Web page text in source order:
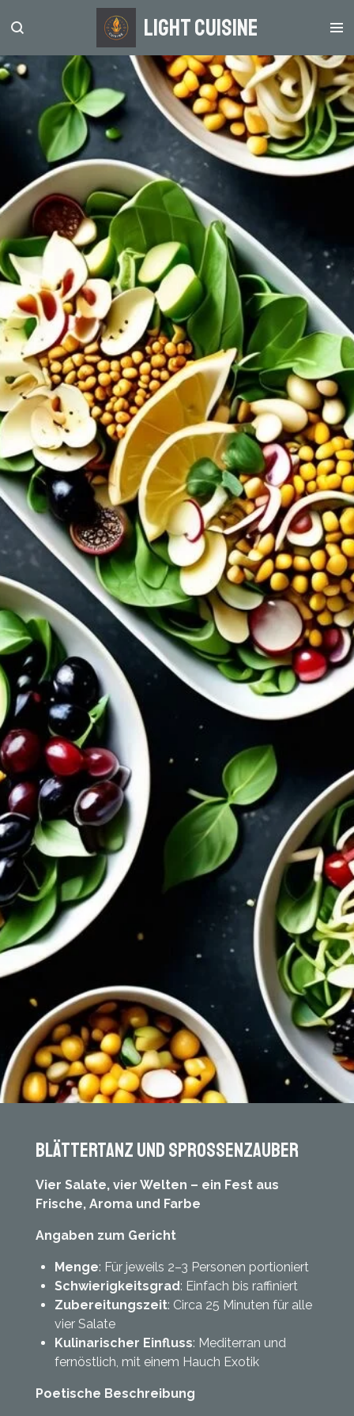
Hauptinhalt
springen
light Cuisine
Blättertanz und Sprossenzauber
Vier Salate, vier Welten – ein Fest aus
Frische, Aroma und Farbe
Angaben zum Gericht
Menge: Für jeweils 2–3 Personen portioniert
Schwierigkeitsgrad: Einfach bis raffiniert
Zubereitungszeit: Circa 25 Minuten für alle
vier Salate
Kulinarischer Einfluss: Mediterran und
fernöstlich, mit einem Hauch Exotik
Poetische Beschreibung